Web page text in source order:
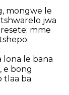
mongwe le
jwa
mme
lona le bana
e bong
tlaa ba